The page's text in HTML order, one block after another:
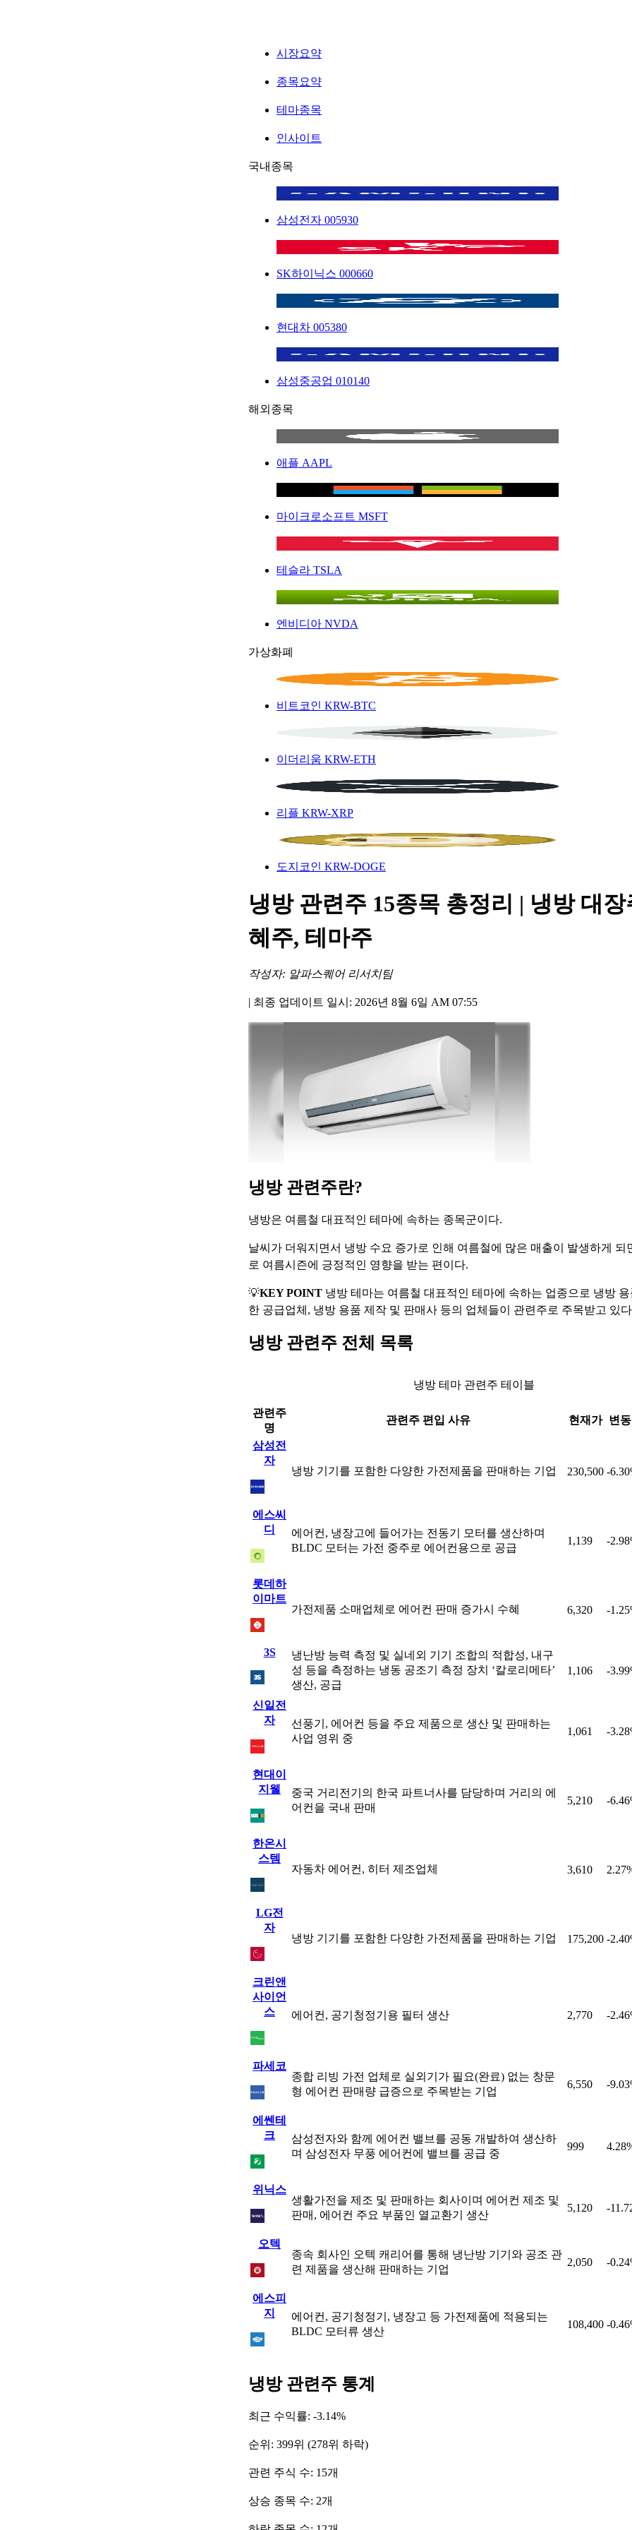
시장요약
종목요약
테마종목
인사이트
국내종목
삼성전자 005930
SK하이닉스 000660
현대차 005380
삼성중공업 010140
해외종목
애플 AAPL
마이크로소프트 MSFT
테슬라 TSLA
엔비디아 NVDA
가상화폐
비트코인 KRW-BTC
이더리움 KRW-ETH
리플 KRW-XRP
도지코인 KRW-DOGE
냉방 관련주 15종목 총정리 | 냉방 대장
혜주, 테마주
작성자: 알파스퀘어 리서치팀
| 최종 업데이트 일시: 2026년 8월 6일 AM 07:55
냉방 관련주란?
냉방은 여름철 대표적인 테마에 속하는 종목군이다.
날씨가 더워지면서 냉방 수요 증가로 인해 여름철에 많은 매출이 발생하게 되
로 여름시즌에 긍정적인 영향을 받는 편이다.
💡KEY POINT 냉방 테마는 여름철 대표적인 테마에 속하는 업종으로 냉방
한 공급업체, 냉방 용품 제작 및 판매사 등의 업체들이 관련주로 주목받고 있
냉방 관련주 전체 목록
냉방 테마 관련주 테이블
관련주
명
관련주 편입 사유 현재가 변
삼성전
자
냉방 기기를 포함한 다양한 가전제품을 판매하는 기업
230,500 -
에스씨
디
에어컨, 냉장고에 들어가는 전동기 모터를 생산하며
BLDC 모터는 가전 중주로 에어컨용으로 공급
1,139 -
롯데하
이마트
가전제품 소매업체로 에어컨 판매 증가시 수혜
6,320 -
3S
냉난방 능력 측정 및 실네외 기기 조합의 적합성, 내구
성 등을 측정하는 냉동 공조기 측정 장치 ‘칼로리메타’
생산, 공급
1,106 -
신일전
자
선풍기, 에어컨 등을 주요 제품으로 생산 및 판매하는
사업 영위 중
1,061 -
현대이
지웰
중국 거리전기의 한국 파트너사를 담당하며 거리의 에
어컨을 국내 판매
5,210 -
한온시
스템
자동차 에어컨, 히터 제조업체
3,610
LG전
자
냉방 기기를 포함한 다양한 가전제품을 판매하는 기업
175,200 -
크린앤
사이언
스
에어컨, 공기청정기용 필터 생산 2,770 -
파세코
종합 리빙 가전 업체로 실외기가 필요(완료) 없는 창문
형 에어컨 판매량 급증으로 주목받는 기업
6,550 -
에쎈테
크
삼성전자와 함께 에어컨 밸브를 공동 개발하여 생산하
며 삼성전자 무풍 에어컨에 밸브를 공급 중
999
위닉스
생활가전을 제조 및 판매하는 회사이며 에어컨 제조 및
판매, 에어컨 주요 부품인 열교환기 생산
5,120 -
오텍
종속 회사인 오텍 캐리어를 통해 냉난방 기기와 공조 관
련 제품을 생산해 판매하는 기업
2,050 -
에스피
지
에어컨, 공기청정기, 냉장고 등 가전제품에 적용되는
BLDC 모터류 생산
108,400 -
냉방 관련주 통계
최근 수익률: -3.14%
순위: 399위 (278위 하락)
관련 주식 수: 15개
상승 종목 수: 2개